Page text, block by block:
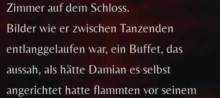
Zimmer auf dem Schloss.
Bilder wie er zwischen Tanzenden
entlanggelaufen war, ein Buffet, das
aussah, als hätte Damian es selbst
angerichtet hatte flammten vor seinem